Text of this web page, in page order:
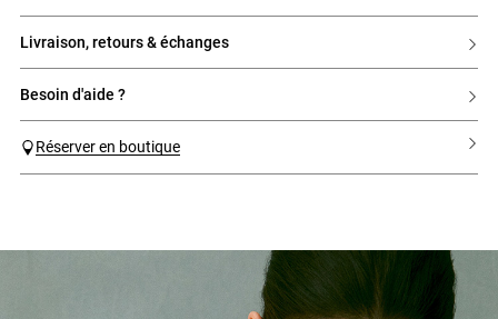
livraison, retours & échanges
besoin d'aide ?
Réserver en boutique